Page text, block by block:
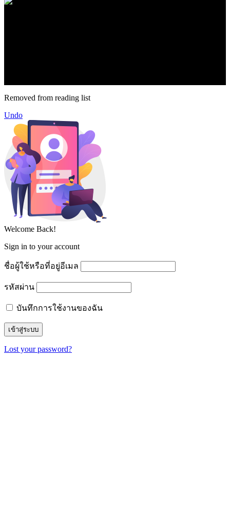
Removed from reading list
Undo
Welcome Back!
Sign in to your account
ชื่อผู้ใช้หรือที่อยู่อีเมล
รหัสผ่าน
บันทึกการใช้งานของฉัน
Lost your password?